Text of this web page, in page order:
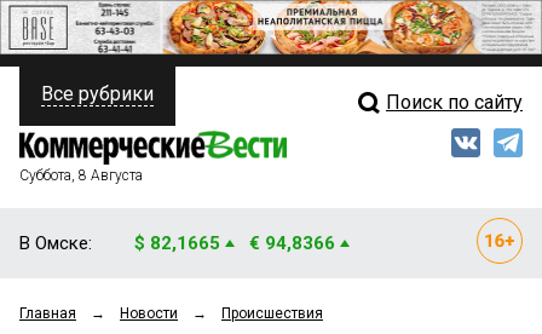
ПОЛИТИКА
ФИНАНСЫ
ОБЩЕСТВО
Свежий выпуск
Мнения
Все рубрики Поиск по сайту
Суббота, 8 Августа
В Омске: $ 82,1665 € 94,8366
Главная → Новости → Происшествия